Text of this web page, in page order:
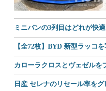
ミニバンの3列目はどれが快
【全72枚】BYD 新型ラッコ
カローラクロスとヴェゼルを
日産 セレナのリセール率を